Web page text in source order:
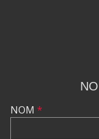
NOM *